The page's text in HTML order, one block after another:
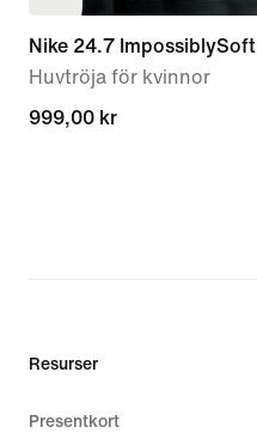
Nike 24.7 ImpossiblySoft
Huvtröja för kvinnor
999,00 kr
999,00 kr
Resurser
Presentkort